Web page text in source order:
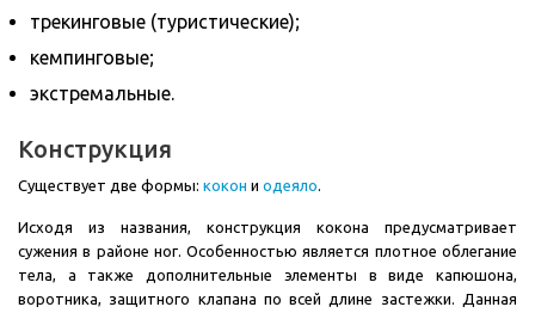
трекинговые (туристические);
кемпинговые;
экстремальные.
Конструкция
Существует две формы: кокон и одеяло.
Исходя из названия, конструкция кокона предусматривает
сужения в районе ног. Особенностью является плотное облегание
тела, а также дополнительные элементы в виде капюшона,
воротника, защитного клапана по всей длине застежки. Данная